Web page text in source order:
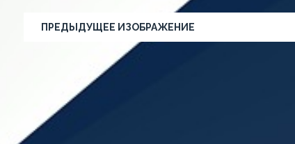
ПРЕДЫДУЩЕЕ ИЗОБРАЖЕНИЕ